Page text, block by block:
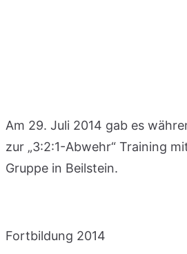
Am 29. Juli 2014 gab es
zur „3:2:1-Abwehr“ Training
Gruppe in Beilstein.
Fortbildung 2014